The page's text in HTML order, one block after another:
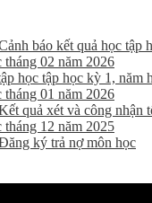
báo kết quả học tập
02 năm 2026
học tập học kỳ 1, năm
01 năm 2026
quả xét và công nhận
12 năm 2025
ký trả nợ môn học